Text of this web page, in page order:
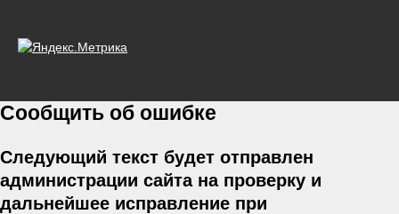
Сообщить об ошибке
Следующий текст будет отправлен
администрации сайта на проверку и
дальнейшее исправление при